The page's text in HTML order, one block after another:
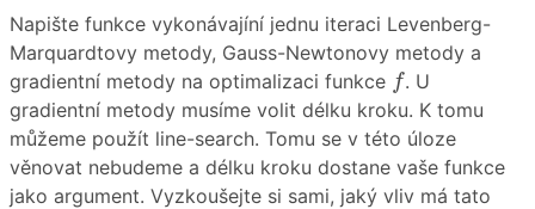
Napište funkce vykonávajíní jednu iteraci Levenberg-
Marquardtovy metody, Gauss-Newtonovy metody a
gradientní metody na optimalizaci funkce f
f . U
gradientní metody musíme volit délku kroku. K tomu
můžeme použít line-search. Tomu se v této úloze
věnovat nebudeme a délku kroku dostane vaše funkce
jako argument. Vyzkoušejte si sami, jaký vliv má tato